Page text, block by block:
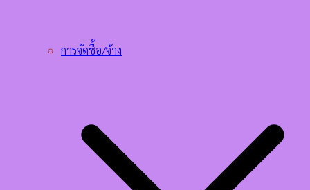
การจัดชื้อ/จ้าง